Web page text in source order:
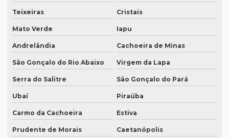
Teixeiras Cristais
Mato Verde Iapu
Andrelândia Cachoeira de Minas
São Gonçalo do Rio Abaixo Virgem da Lapa
Serra do Salitre São Gonçalo do Pará
Ubaí Piraúba
Carmo da Cachoeira Estiva
Prudente de Morais Caetanópolis